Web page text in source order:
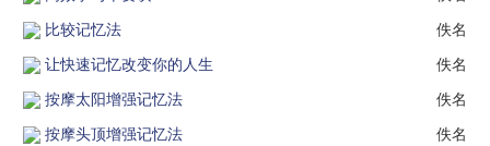
比较记忆法
佚名
让快速记忆改变你的人生
佚名
按摩太阳增强记忆法
佚名
按摩头顶增强记忆法
佚名